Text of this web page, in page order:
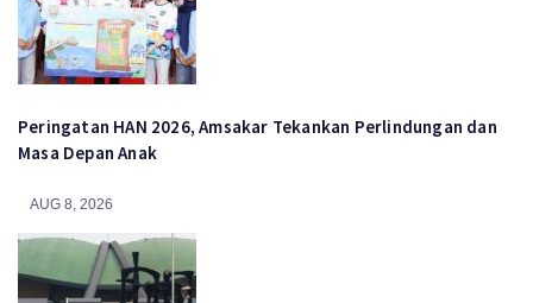
Peringatan HAN 2026, Amsakar Tekankan Perlindungan dan
Masa Depan Anak
AUG 8, 2026